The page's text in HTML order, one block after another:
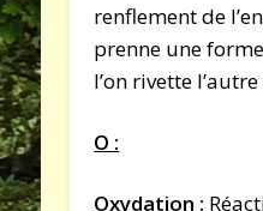
renflement de
prenne une
l’on rivette
O :
Oxydation :